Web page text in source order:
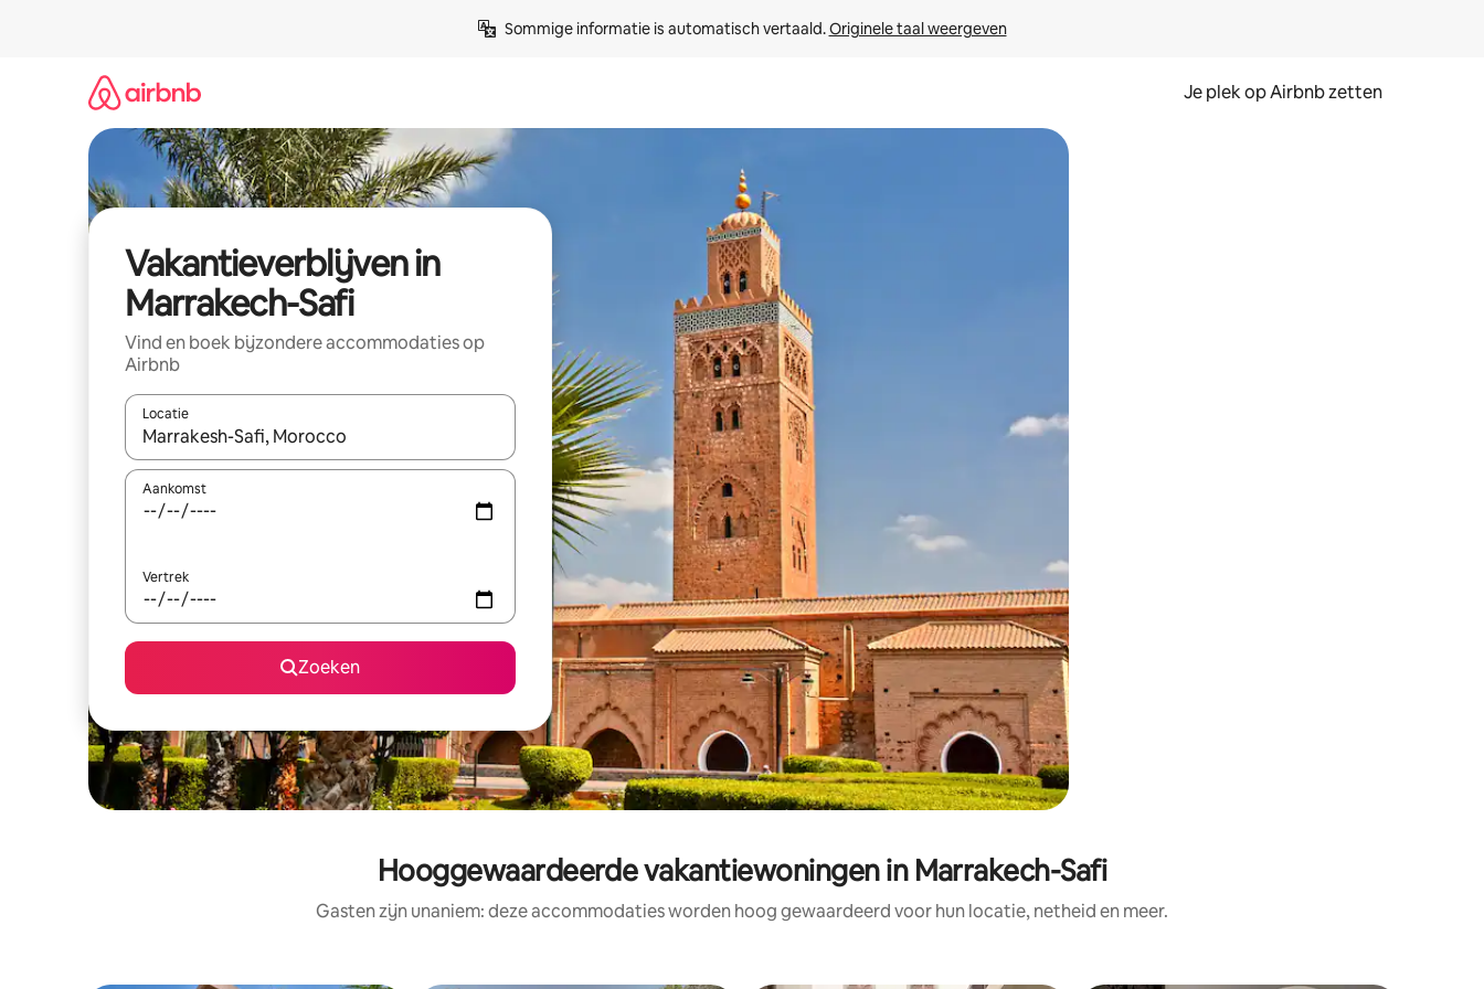
Sommige informatie is automatisch vertaald. Originele taal weergeven
Je plek op Airbnb zetten
Vakantieverblijven in
Marrakech-Safi
Vind en boek bijzondere accommodaties op
Airbnb
Locatie
Wanneer er resultaten beschikbaar zijn, maak je een keuze met je de pijltjestoetsen omhoog en omlaag, óf door te tikken of swipen.
Aankomst
Vertrek
Zoeken
Hooggewaardeerde vakantiewoningen in Marrakech-Safi
Gasten zijn unaniem: deze accommodaties worden hoog gewaardeerd voor hun locatie, netheid en meer.